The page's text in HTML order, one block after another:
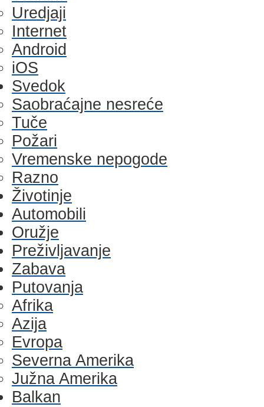
Uredjaji
Internet
Android
iOS
Svedok
Saobraćajne nesreće
Tuče
Požari
Vremenske nepogode
Razno
Životinje
Automobili
Oružje
Preživljavanje
Zabava
Putovanja
Afrika
Azija
Evropa
Severna Amerika
Južna Amerika
Balkan